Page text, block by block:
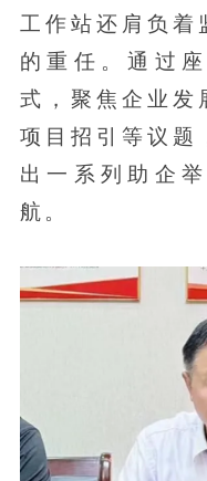
工作站还肩负着
的重任。通过
式，聚焦企业发
项目招引等议题
出一系列助企
航。